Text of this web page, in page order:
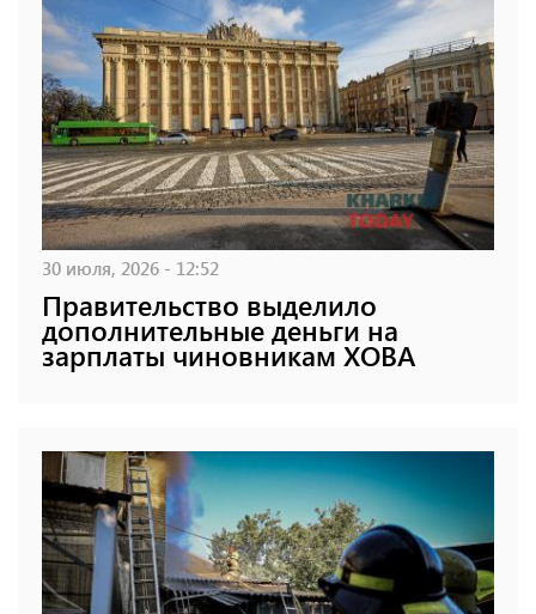
30 июля, 2026 - 12:52
Правительство выделило
дополнительные деньги на
зарплаты чиновникам ХОВА